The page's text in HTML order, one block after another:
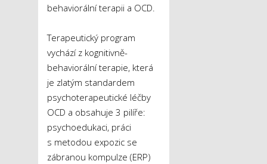
behaviorální terapii a OCD.
Terapeutický program
vychází z kognitivně-
behaviorální terapie, která
je zlatým standardem
psychoterapeutické léčby
OCD a obsahuje 3 pilíře:
psychoedukaci, práci
s metodou expozic se
zábranou kompulze (ERP)